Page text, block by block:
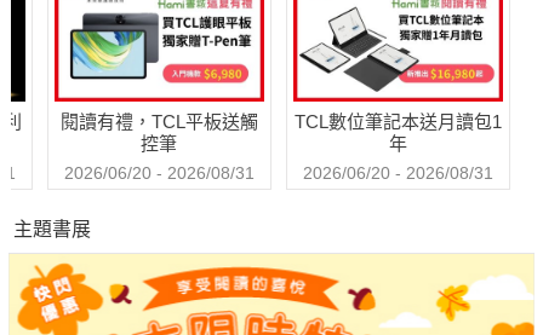
閱讀有禮，TCL平板送觸
控筆
2026/06/20 - 2026/08/31
TCL數位筆記本送月讀包1
年
2026/06/20 - 2026/08/31
主題書展